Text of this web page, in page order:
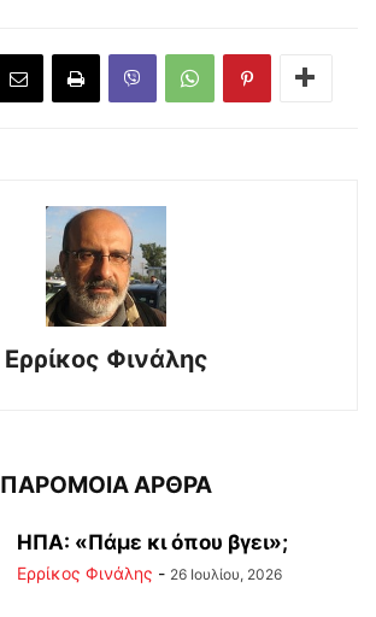
Ερρίκος Φινάλης
ΠΑΡΟΜΟΙΑ ΑΡΘΡΑ
ΗΠΑ: «Πάμε κι όπου βγει»;
Ερρίκος Φινάλης - 26 Ιουλίου, 2026